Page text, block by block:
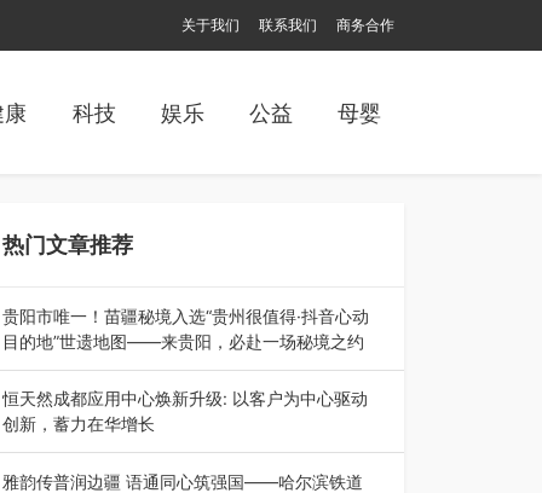
关于我们 联系我们 商务合作
科技 娱乐 公益 母婴
热门文章推荐
贵阳市唯一！苗疆秘境入选“贵州很值得·抖音心动
目的地”世遗地图——来贵阳，必赴一场秘境之约
2026年7月21日，2026年“贵州很值得”暨抖音“心
动目的地”（贵州站）主题…
恒天然成都应用中心焕新升级: 以客户为中心驱动
创新，蓄力在华增长
融合全球研发实力与本土洞察，深化客户共创，赋
能西南市场创新发展 （7月27日，成…
雅韵传普润边疆 语通同心筑强国——哈尔滨铁道